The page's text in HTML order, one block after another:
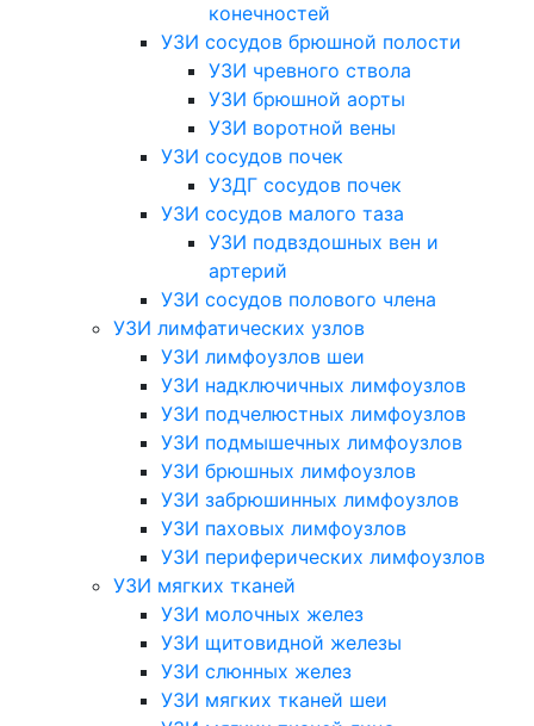
конечностей
УЗИ сосудов брюшной полости
УЗИ чревного ствола
УЗИ брюшной аорты
УЗИ воротной вены
УЗИ сосудов почек
УЗДГ сосудов почек
УЗИ сосудов малого таза
УЗИ подвздошных вен и
артерий
УЗИ сосудов полового члена
УЗИ лимфатических узлов
УЗИ лимфоузлов шеи
УЗИ надключичных лимфоузлов
УЗИ подчелюстных лимфоузлов
УЗИ подмышечных лимфоузлов
УЗИ брюшных лимфоузлов
УЗИ забрюшинных лимфоузлов
УЗИ паховых лимфоузлов
УЗИ периферических лимфоузлов
УЗИ мягких тканей
УЗИ молочных желез
УЗИ щитовидной железы
УЗИ слюнных желез
УЗИ мягких тканей шеи